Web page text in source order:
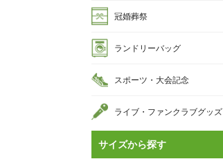
冠婚葬祭
ランドリーバッグ
スポーツ・大会記念
ライブ・ファンクラブグッズ
サイズから探す